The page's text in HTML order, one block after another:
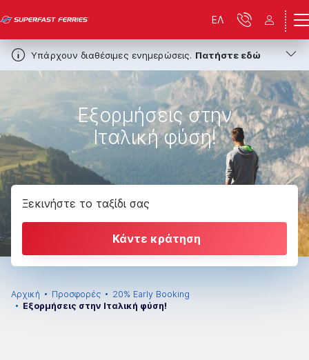
Υπάρχουν διαθέσιμες ενημερώσεις. Πατήστε εδώ
ΕΛ
Eξορμήσεις στην
Ιταλική φύση!
Ξεκινήστε το ταξίδι σας
Κάντε κράτηση
Αρχική Προσφορές
20% Early Booking
Eξορμήσεις στην Ιταλική φύση!